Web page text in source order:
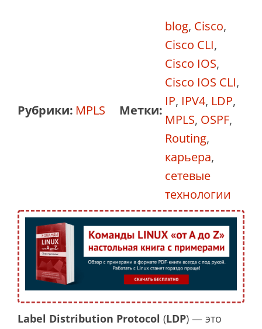
Рубрики: MPLS Метки:
blog, Cisco,
Cisco CLI,
Cisco IOS,
Cisco IOS CLI,
IP, IPV4, LDP,
MPLS, OSPF,
Routing,
карьера,
сетевые
технологии
Label Distribution Protocol (LDP) — это